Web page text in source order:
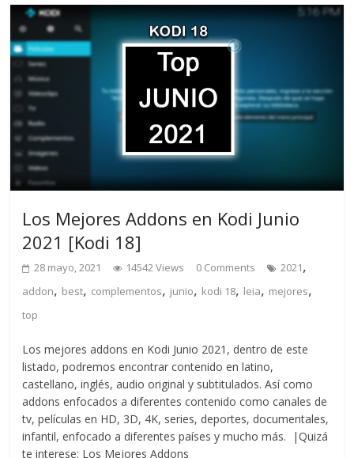
Los Mejores Addons en Kodi Junio
2021 [Kodi 18]
28 mayo, 2021 14542 Views 0 Comments 2021,
addon, best, complementos, junio, kodi 18, leia, mejores,
top
Los mejores addons en Kodi Junio 2021, dentro de este
listado, podremos encontrar contenido en latino,
castellano, inglés, audio original y subtitulados. Así como
addons enfocados a diferentes contenido como canales de
tv, películas en HD, 3D, 4K, series, deportes, documentales,
infantil, enfocado a diferentes países y mucho más. |Quizá
te interese: Los Mejores Addons